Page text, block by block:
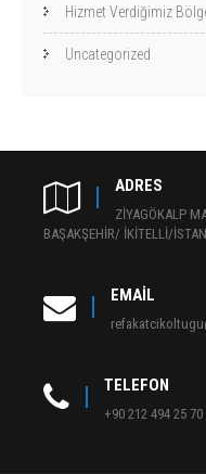
Hizmet Verdiğimiz
Uncategorized
ADRES
ZİYAGÖKALP
BAŞAKŞEHİR/ İKİTELLİ/
EMAIL
TELEFON
+90 212 494 25